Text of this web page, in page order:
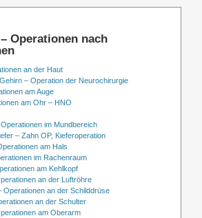
Operationen nach
an der Haut
– Operation der Neurochirurgie
am Auge
am Ohr – HNO
im Mundbereich
– Zahn OP, Kieferoperation
am Hals
im Rachenraum
am Kehlkopf
an der Luftröhre
Operationen an der Schilddrüse
an der Schulter
am Oberarm